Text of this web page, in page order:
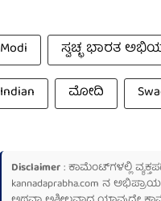
Modi ಸ್ವಚ್ಛ ಭಾರತ
Indian
ಮೋದಿ
Disclaimer: ಕಾಮೆಂಟ್‌ಗಳಲ್ಲಿ
kannadaprabha.com ನ